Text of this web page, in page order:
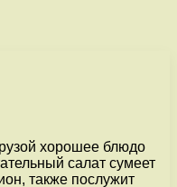
хорошее блюдо
салат сумеет
также послужит